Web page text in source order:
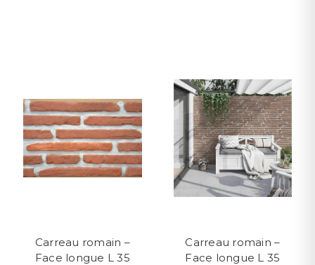
Carreau romain –
Face longue L 35
Carreau romain –
Face longue L 35